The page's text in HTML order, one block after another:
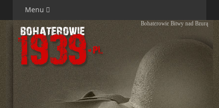
Menu
Bohaterowie Bitwy nad Bzurą